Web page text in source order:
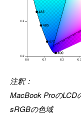
注釈：
MacBook ProのLCD
sRGBの色域